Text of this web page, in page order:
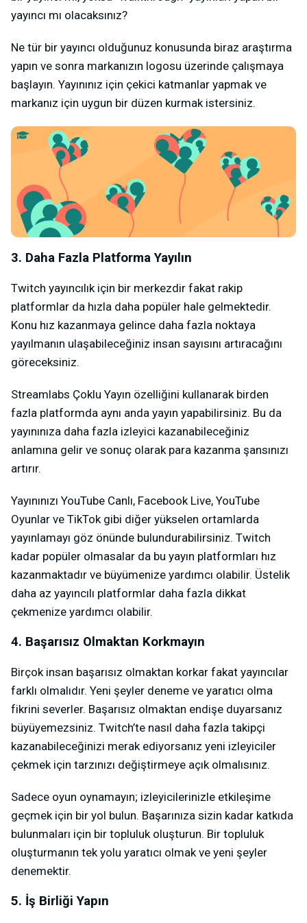
yayıncı mı olacaksınız?
Ne tür bir yayıncı olduğunuz konusunda biraz araştırma
yapın ve sonra markanızın logosu üzerinde çalışmaya
başlayın. Yayınınız için çekici katmanlar yapmak ve
markanız için uygun bir düzen kurmak istersiniz.
3. Daha Fazla Platforma Yayılın
Twitch yayıncılık için bir merkezdir fakat rakip
platformlar da hızla daha popüler hale gelmektedir.
Konu hız kazanmaya gelince daha fazla noktaya
yayılmanın ulaşabileceğiniz insan sayısını artıracağını
göreceksiniz.
Streamlabs Çoklu Yayın özelliğini kullanarak birden
fazla platformda aynı anda yayın yapabilirsiniz. Bu da
yayınınıza daha fazla izleyici kazanabileceğiniz
anlamına gelir ve sonuç olarak para kazanma şansınızı
artırır.
Yayınınızı YouTube Canlı, Facebook Live, YouTube
Oyunlar ve TikTok gibi diğer yükselen ortamlarda
yayınlamayı göz önünde bulundurabilirsiniz. Twitch
kadar popüler olmasalar da bu yayın platformları hız
kazanmaktadır ve büyümenize yardımcı olabilir. Üstelik
daha az yayıncılı platformlar daha fazla dikkat
çekmenize yardımcı olabilir.
4. Başarısız Olmaktan Korkmayın
Birçok insan başarısız olmaktan korkar fakat yayıncılar
farklı olmalıdır. Yeni şeyler deneme ve yaratıcı olma
fikrini severler. Başarısız olmaktan endişe duyarsanız
büyüyemezsiniz. Twitch’te nasıl daha fazla takipçi
kazanabileceğinizi merak ediyorsanız yeni izleyiciler
çekmek için tarzınızı değiştirmeye açık olmalısınız.
Sadece oyun oynamayın; izleyicilerinizle etkileşime
geçmek için bir yol bulun. Başarınıza sizin kadar katkıda
bulunmaları için bir topluluk oluşturun. Bir topluluk
oluşturmanın tek yolu yaratıcı olmak ve yeni şeyler
denemektir.
5. İş Birliği Yapın